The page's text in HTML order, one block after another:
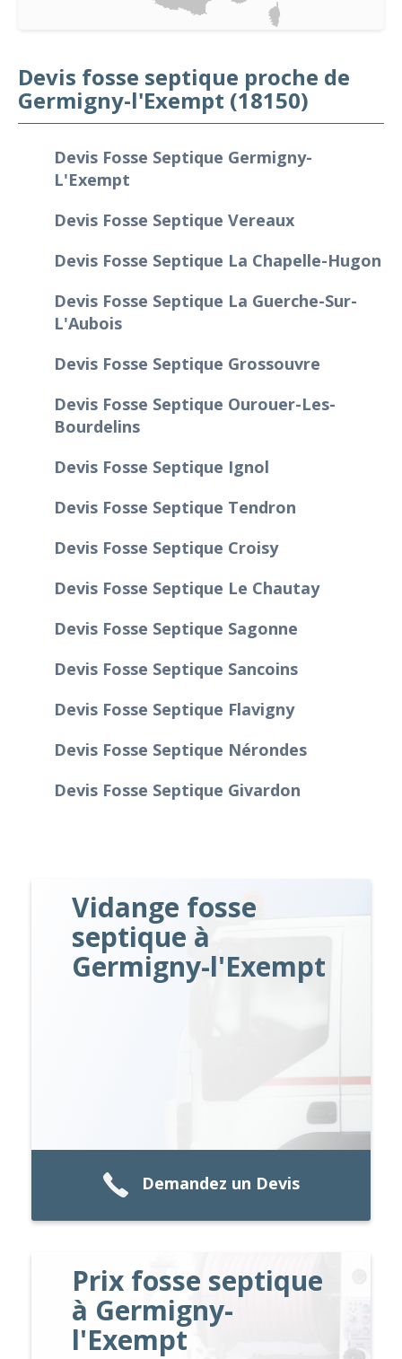
Devis fosse septique proche de
Germigny-l'Exempt (18150)
Devis Fosse Septique Germigny-
L'Exempt
Devis Fosse Septique Vereaux
Devis Fosse Septique La Chapelle-Hugon
Devis Fosse Septique La Guerche-Sur-
L'Aubois
Devis Fosse Septique Grossouvre
Devis Fosse Septique Ourouer-Les-
Bourdelins
Devis Fosse Septique Ignol
Devis Fosse Septique Tendron
Devis Fosse Septique Croisy
Devis Fosse Septique Le Chautay
Devis Fosse Septique Sagonne
Devis Fosse Septique Sancoins
Devis Fosse Septique Flavigny
Devis Fosse Septique Nérondes
Devis Fosse Septique Givardon
Vidange fosse
septique à
Germigny-l'Exempt
Demandez un Devis
Prix fosse septique
à Germigny-
l'Exempt